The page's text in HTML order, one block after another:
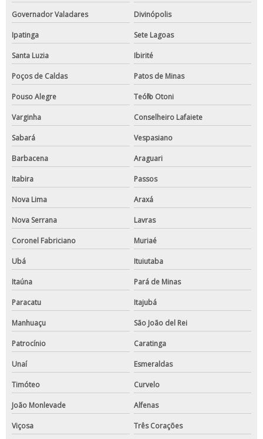
Governador Valadares Divinópolis
Ipatinga Sete Lagoas
Santa Luzia Ibirité
Poços de Caldas Patos de Minas
Pouso Alegre Teófilo Otoni
Varginha Conselheiro Lafaiete
Sabará Vespasiano
Barbacena Araguari
Itabira Passos
Nova Lima Araxá
Nova Serrana Lavras
Coronel Fabriciano Muriaé
Ubá Ituiutaba
Itaúna Pará de Minas
Paracatu Itajubá
Manhuaçu São João del Rei
Patrocínio Caratinga
Unaí Esmeraldas
Timóteo Curvelo
João Monlevade Alfenas
Viçosa Três Corações